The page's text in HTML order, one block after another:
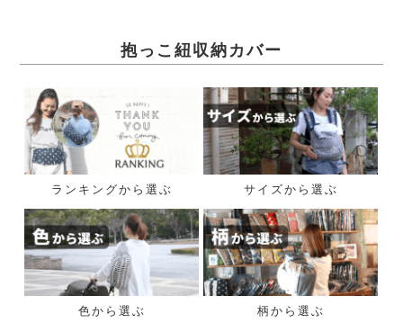
抱っこ紐収納カバー
ランキングから選ぶ サイズから選ぶ
色から選ぶ 柄から選ぶ